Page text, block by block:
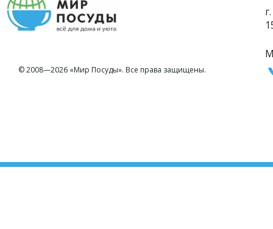
© 2008—2026 «Мир Посуды». Все права защищены.